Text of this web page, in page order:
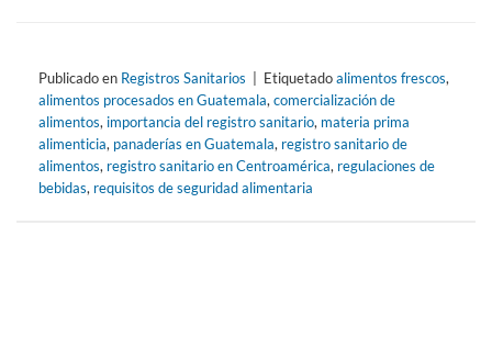
Publicado en Registros Sanitarios | Etiquetadoalimentos frescos,
alimentos procesados en Guatemala, comercialización de
alimentos, importancia del registro sanitario, materia prima
alimenticia, panaderías en Guatemala, registro sanitario de
alimentos, registro sanitario en Centroamérica, regulaciones de
bebidas, requisitos de seguridad alimentaria